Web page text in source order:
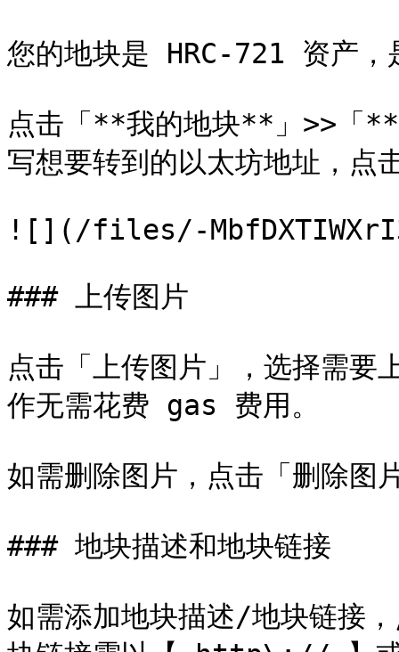
您的地块是 HRC-721 资产，
点击「**我的地块**」>>「
写想要转到的以太坊地址，
![](/files/-
### 上传图片
点击「上传图片」，选择需
作无需花费 gas 费用。
如需删除图片，点击「删除图
### 地块描述和地块链接
如需添加地块描述/地块链接